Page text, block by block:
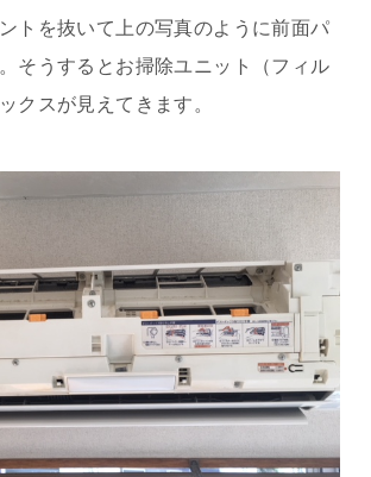
トを抜いて上の写真のように前面パ
そうするとお掃除ユニット（フィル
クスが見えてきます。